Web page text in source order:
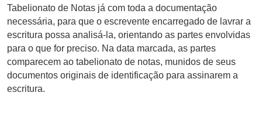
Tabelionato de Notas já com toda a documentação
necessária, para que o escrevente encarregado de lavrar a
escritura possa analisá-la, orientando as partes envolvidas
para o que for preciso. Na data marcada, as partes
comparecem ao tabelionato de notas, munidos de seus
documentos originais de identificação para assinarem a
escritura.